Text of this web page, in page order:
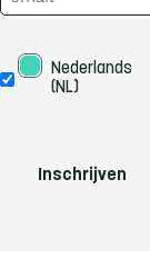
Taal
Nederlands
(NL)
Inschrijven